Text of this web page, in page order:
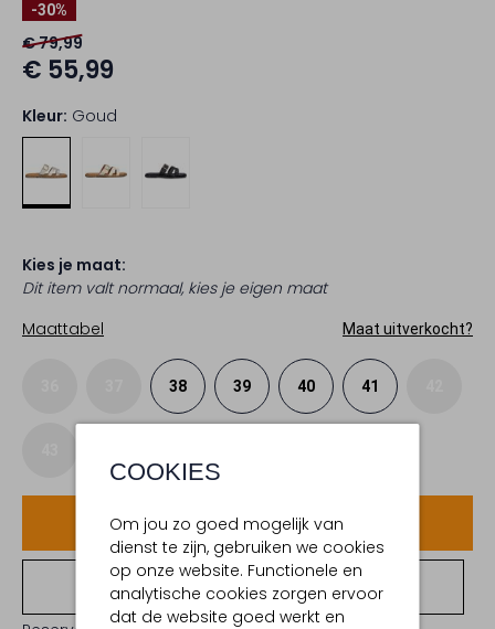
COOKIES
Om jou zo goed mogelijk van
dienst te zijn, gebruiken we cookies
op onze website. Functionele en
analytische cookies zorgen ervoor
dat de website goed werkt en
-30%
€ 79,99
€ 55,99
Kleur: Goud
Kies je maat:
Dit item valt normaal, kies je eigen maat
Maattabel
Maat uitverkocht?
38 39 40 41
Voeg toe
Bekijk winkelvoorraad